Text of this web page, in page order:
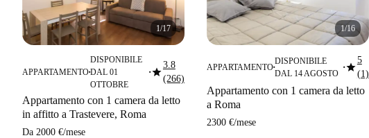
1/17
APPARTAMENTO■
DISPONIBILE
DAL 01
OTTOBRE
■star3.8
(266)
Appartamento con 1 camera da letto
in affitto a Trastevere, Roma
Da 2000 €/mese
1/16
APPARTAMENTO■
DISPONIBILE
DAL 14 AGOSTO
■star5
(1)
Appartamento con 1 camera da letto
a Roma
2300 €/mese